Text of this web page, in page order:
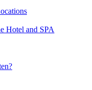
Hotel and SPA